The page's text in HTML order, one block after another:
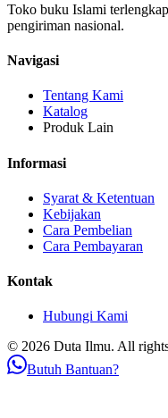
Toko buku Islami
pengiriman nasional.
Navigasi
Tentang Kami
Katalog
Produk Lain
Informasi
Syarat & Ketentuan
Kebijakan
Cara Pembelian
Cara Pembayaran
Kontak
Hubungi Kami
© 2026 Duta Ilmu. All
Butuh Bantuan?